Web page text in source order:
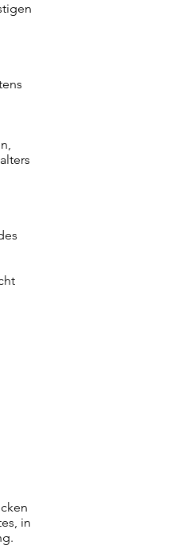
in